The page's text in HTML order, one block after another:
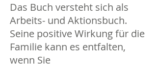
Das Buch versteht sich als
Arbeits- und Aktionsbuch.
Seine positive Wirkung für die
Familie kann es entfalten,
wenn Sie